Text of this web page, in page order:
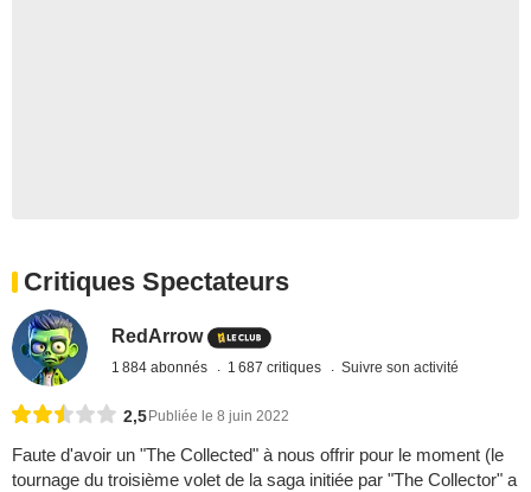
Critiques Spectateurs
RedArrow
1 884 abonnés 1 687 critiques Suivre son activité
2,5Publiée le 8 juin 2022
Faute d'avoir un "The Collected" à nous offrir pour le moment (le
tournage du troisième volet de la saga initiée par "The Collector" a